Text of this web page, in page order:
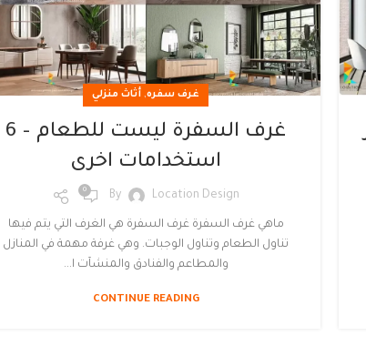
غرف سفره, أثاث منزلي
غرف السفرة ليست للطعام – 6
استخدامات اخرى
By Location Design
0
ماهي غرف السفرة غرف السفرة هي الغرف التي يتم فيها
تناول الطعام وتناول الوجبات. وهي غرفة مهمة في المنازل
والمطاعم والفنادق والمنشآت ا...
CONTINUE READING